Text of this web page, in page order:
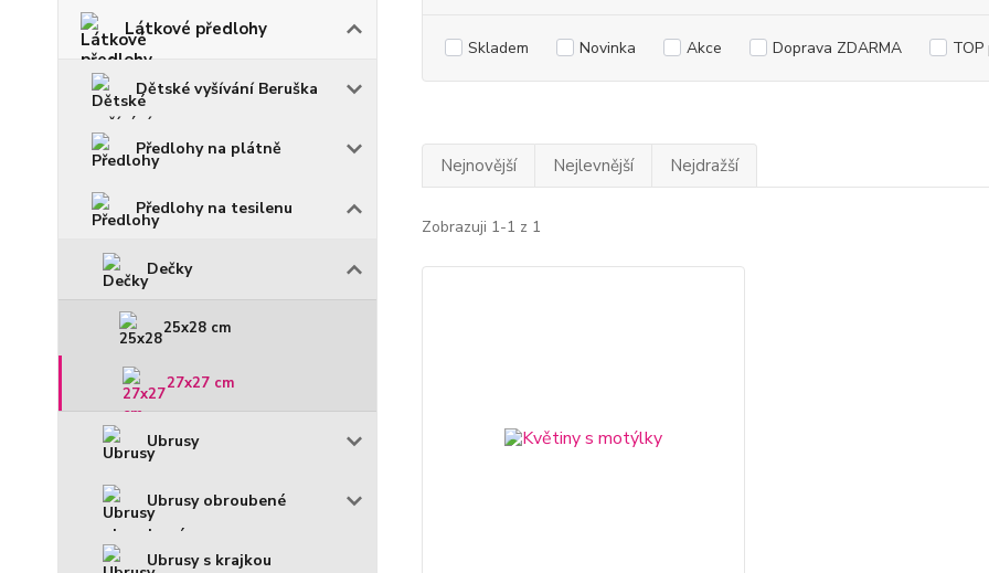
Látkové předlohy
Dětské vyšívání Beruška
Předlohy na plátně
Předlohy na tesilenu
Dečky
25x28 cm
27x27 cm
Ubrusy
Ubrusy obroubené
Ubrusy s krajkou
Skladem Novinka Akce Doprava ZDARMA
Nejnovější Nejlevnější Nejdražší
Zobrazuji 1-1 z 1